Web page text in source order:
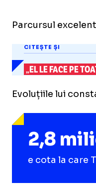
Parcursul
CITEȘTE ȘI
„EL LE FACE PE
Evoluțiile lui
2,8
e cota la care